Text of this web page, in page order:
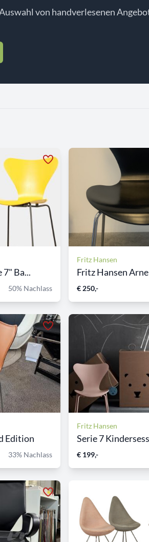
von handverlesenen
7" Ba...
50% Nachlass
Fritz Hansen
Fritz Hansen
€ 250,-
Edition
33% Nachlass
Fritz Hansen
Serie 7
€ 199,-